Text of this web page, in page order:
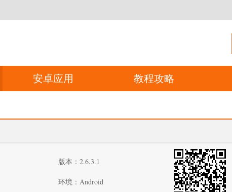
安卓应用 教程攻略
版本：2.6.3.1
环境：Android